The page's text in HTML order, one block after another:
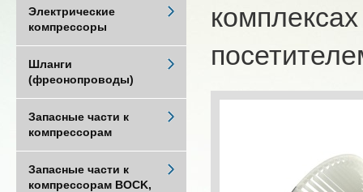
Электрические
компрессоры
Шланги
(фреонопроводы)
Запасные части к
компрессорам
Запасные части к
компрессорам BOCK,